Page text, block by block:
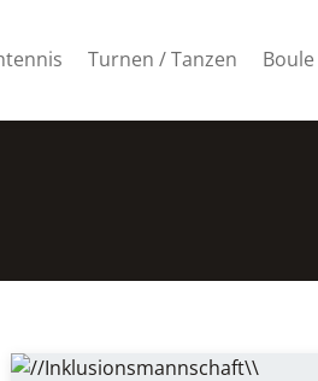
Turnen / Tanzen Boule